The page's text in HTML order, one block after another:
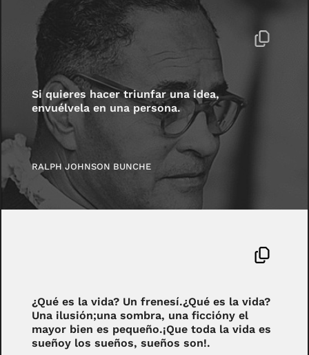
Si quieres hacer triunfar una idea,
envuélvela en una persona.
RALPH JOHNSON BUNCHE
¿Qué es la vida? Un frenesí.¿Qué es la vida?
Una ilusión;una sombra, una ficcióny el
mayor bien es pequeño.¡Que toda la vida es
sueñoy los sueños, sueños son!.